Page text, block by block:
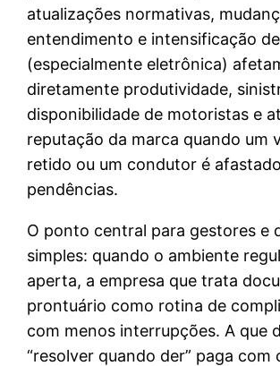
atualizações normativas,
entendimento e intensificação
(especialmente eletrônica)
diretamente produtividade,
disponibilidade de motoristas e
reputação da marca quando um
retido ou um condutor é
pendências.
O ponto central para gestores e
simples: quando o ambiente
aperta, a empresa que trata
prontuário como rotina de
com menos interrupções. A que
“resolver quando der” paga com